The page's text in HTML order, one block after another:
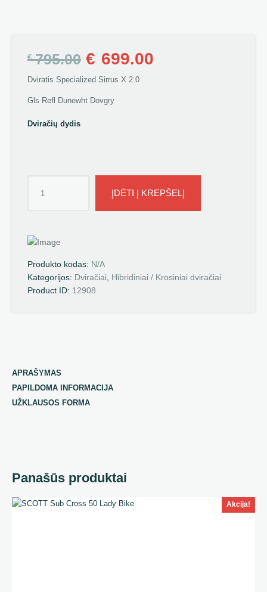
€ 795.00 € 699.00
Dviratis Specialized Sirrus X 2.0
Gls Refl Dunewht Dovgry
Dviračių dydis
ĮDĖTI Į KREPŠELĮ
Produkto kodas: N/A
Kategorijos: Dviračiai, Hibridiniai / Krosiniai dviračiai
Product ID: 12908
APRAŠYMAS
PAPILDOMA INFORMACIJA
UŽKLAUSOS FORMA
Panašūs produktai
Akcija!